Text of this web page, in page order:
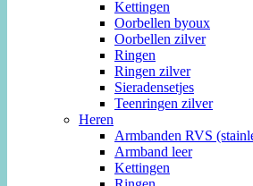
Kettingen
Oorbellen byoux
Oorbellen zilver
Ringen
Ringen zilver
Sieradensetjes
Teenringen zilver
Heren
Armbanden RVS
Armband leer
Kettingen